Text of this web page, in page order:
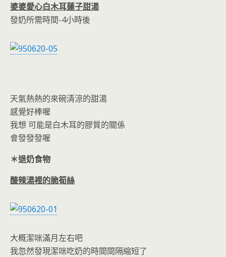
婆婆愛心白木耳蓮子甜湯
發奶所需時間-4小時後
天氣熱熱的來碗清涼的甜湯
感覺好棒喔
我想 可能是白木耳的膠質的關係
會發發發喔
＊退奶食物
酸辣湯裡的脆筍絲
大概潔咪滿月左右吧
我忽然發現潔咪吃奶的時間間隔縮短了